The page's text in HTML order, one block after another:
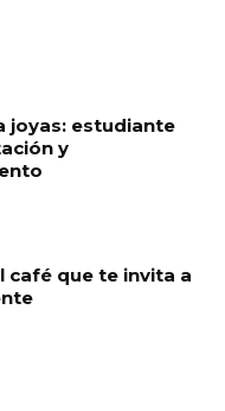
joyas: estudiante
y
café que te invita a